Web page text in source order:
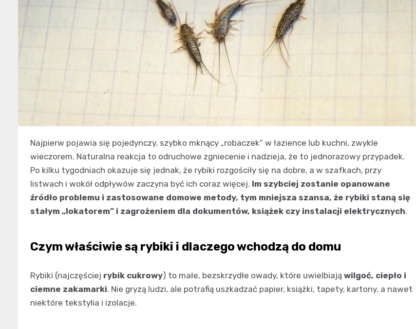
Najpierw pojawia się pojedynczy, szybko mknący „robaczek” w łazience lub kuchni, zwykle
wieczorem. Naturalna reakcja to odruchowe zgniecenie i nadzieja, że to jednorazowy przypadek.
Po kilku tygodniach okazuje się jednak, że rybiki rozgościły się na dobre, a w szafkach, przy
listwach i wokół odpływów zaczyna być ich coraz więcej. Im szybciej zostanie opanowane
źródło problemu i zastosowane domowe metody, tym mniejsza szansa, że rybiki staną się
stałym „lokatorem” i zagrożeniem dla dokumentów, książek czy instalacji elektrycznych.
Czym właściwie są rybiki i dlaczego wchodzą do domu
Rybiki (najczęściej rybik cukrowy) to małe, bezskrzydłe owady, które uwielbiają wilgoć, ciepło i
ciemne zakamarki. Nie gryzą ludzi, ale potrafią uszkadzać papier, książki, tapety, kartony, a nawet
niektóre tekstylia i izolacje.